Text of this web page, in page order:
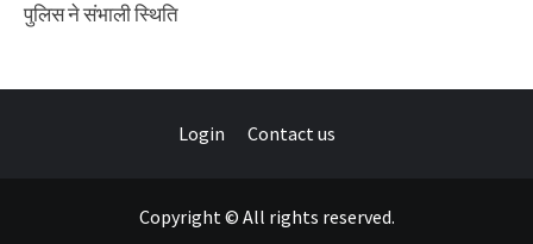
पुलिस ने संभाली स्थिति
Login Contact us
Copyright © All rights reserved.